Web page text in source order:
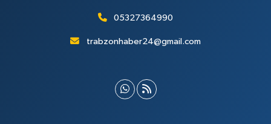
05327364990
trabzonhaber24@gmail.com